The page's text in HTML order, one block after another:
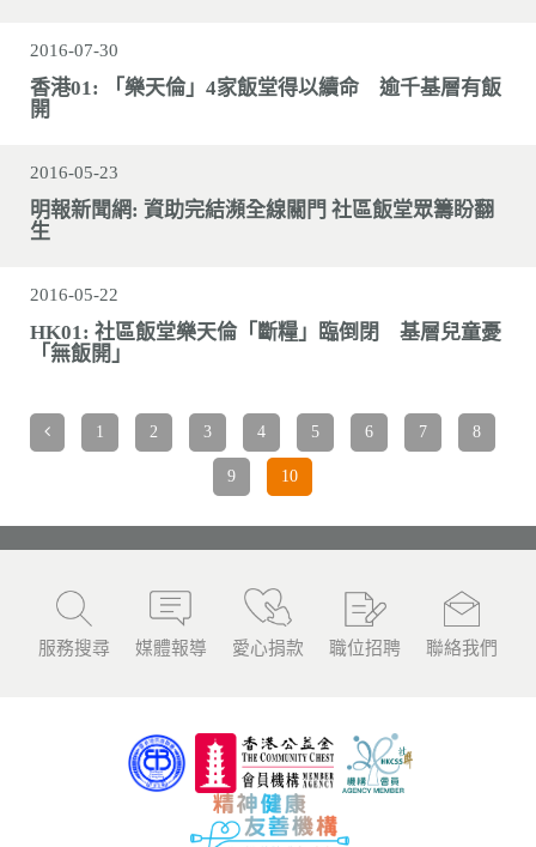
2016-07-30
香港01: 「樂天倫」4家飯堂得以續命 逾千基層有飯
開
2016-05-23
明報新聞網: 資助完結瀕全線關門 社區飯堂眾籌盼翻
生
2016-05-22
HK01: 社區飯堂樂天倫「斷糧」臨倒閉 基層兒童憂
「無飯開」
1 2 3 4 5 6 7 8
9 10
服務搜尋 媒體報導 愛心捐款 職位招聘 聯絡我們